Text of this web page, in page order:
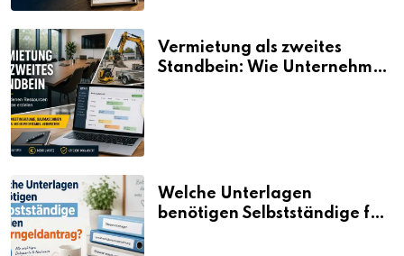
Vermietung als zweites
Standbein: Wie Unternehmen
Welche Unterlagen
benötigen Selbstständige für